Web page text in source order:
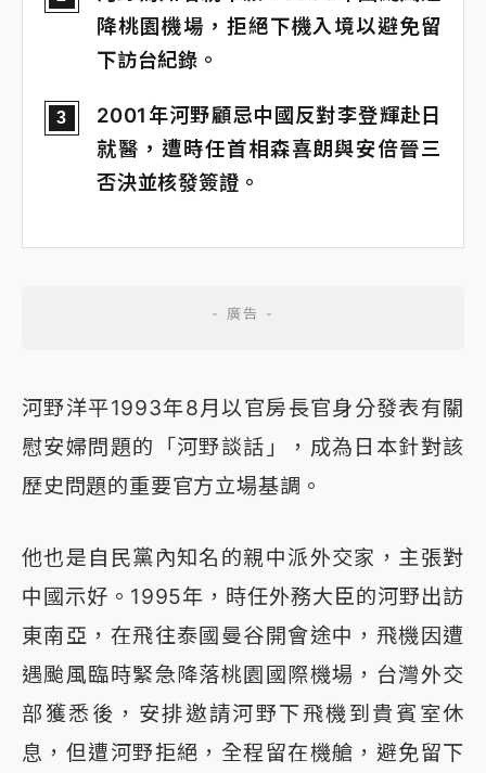
降桃園機場，拒絕下機入境以避免留
下訪台紀錄。
3
2001年河野顧忌中國反對李登輝赴日
就醫，遭時任首相森喜朗與安倍晉三
否決並核發簽證。
河野洋平1993年8月以官房長官身分發表有關
慰安婦問題的「河野談話」，成為日本針對該
歷史問題的重要官方立場基調。
他也是自民黨內知名的親中派外交家，主張對
中國示好。1995年，時任外務大臣的河野出訪
東南亞，在飛往泰國曼谷開會途中，飛機因遭
遇颱風臨時緊急降落桃園國際機場，台灣外交
部獲悉後，安排邀請河野下飛機到貴賓室休
息，但遭河野拒絕，全程留在機艙，避免留下